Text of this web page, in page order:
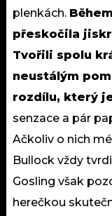
plenkách.
přeskočila
Tvořili spolu
neustálým
rozdílu, který
senzace a pár
Ačkoliv o nich
Bullock vždy
Gosling však
herečkou